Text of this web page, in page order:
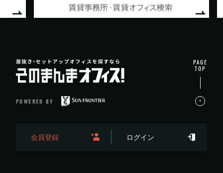
POWERED BY
会員登録 ログイン
PAGE
TOP